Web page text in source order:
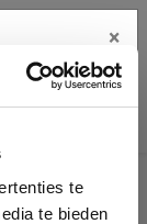
te
te bieden
×